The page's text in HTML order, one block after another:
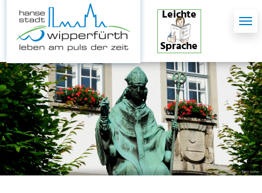
Skip to main content
Skip to page footer
Leichte
Sprache